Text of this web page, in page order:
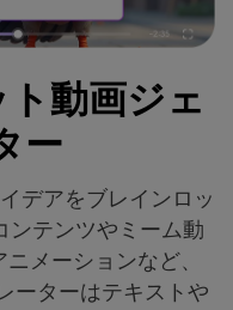
動画ジェ
ー
デアをブレインロッ
ンテンツやミーム動
メーションなど、
ーターはテキストや